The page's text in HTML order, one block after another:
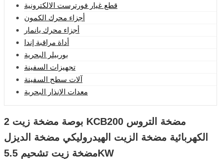
قطع غيار فورترست الالكترونية
أجزاء محرك الكمون
أجزاء محرك يانمار
أداة مراقبة إندا
بوربيلر البحرية
تجهيزات السفينة
آلات سطح السفينة
معدات الإنذار البحرية
2 بوصة مضخة زيت KCB200 مضخة التروس
الكهربائية مضخة الزيت الهيدروليكي مضخة الديزل
مضخة زيت تشحيم 5.5KW